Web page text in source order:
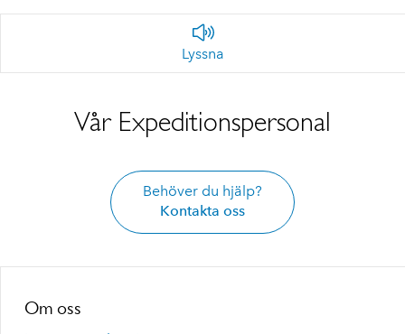
Lyssna
Vår Expeditionspersonal
Behöver du hjälp?
Kontakta oss
Om oss